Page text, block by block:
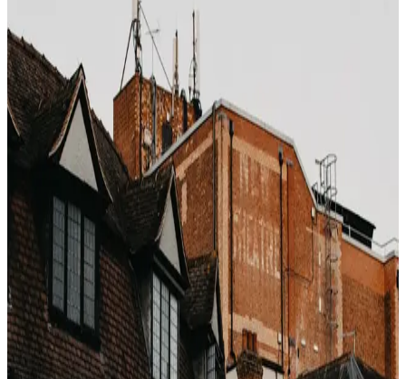
Totalement flexible / annulation gratuite
jusqu'à quelques jours avant. Surcoût 12–22 % sur
le plancher.
Non remboursable / achat anticipé
d'annulation. Plancher.
Semi-flexible / remboursement partiel
jusqu'à X jours avec crédit, remboursement partiel
ou pénalité réduite. Surcoût ~3–6 % sur non
remboursable.
Pourquoi le niveau 3 est caché
L'UI OTA (Booking.com, Expedia) affiche par défaut
seulement 1 vs 2 car l'UX est plus propre et l'upsell 12–
22 % vers 1 bien plus lucratif que le 3–6 % vers 3. Le
niveau 3 existe côté hôtel, mais est désemphasé en UI
OTA.
Comment faire remonter le niveau 3